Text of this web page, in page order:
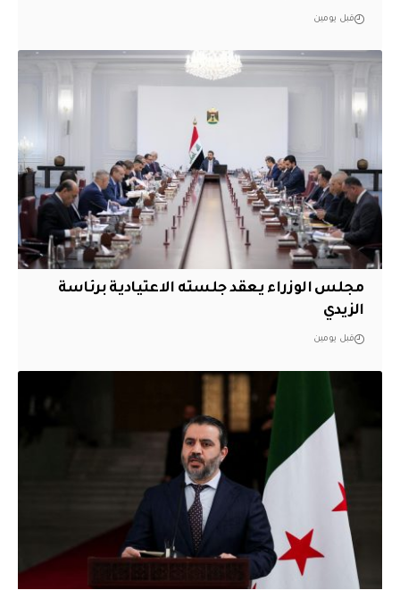
قبل يومين
مجلس الوزراء يعقد جلسته الاعتيادية برئاسة
الزيدي
قبل يومين